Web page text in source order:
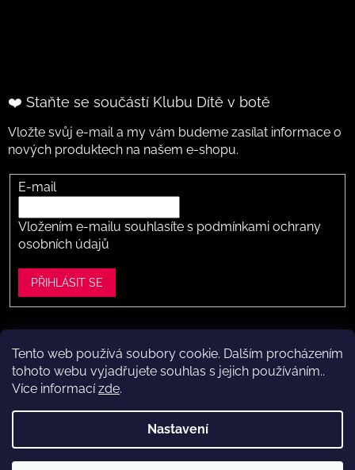
Tento web používá soubory cookie. Dalším procházením
tohoto webu vyjadřujete souhlas s jejich používáním..
Více informacízde.
Nastavení
❤️ Staňte se součástí Klubu Dítě v botě
Vložte svůj e-mail a my vám budeme zasílat informace o
nových produktech na našem e-shopu.
E-mail
Vložením e-mailu souhlasíte s podmínkami ochrany
osobních údajů
PŘIHLÁSIT SE
Vytvořil Shoptet